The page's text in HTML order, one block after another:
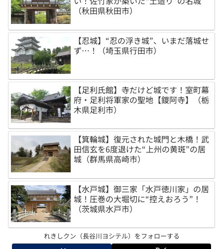
（秋田県秋田市）
【忍城】“忍の浮き城”、いまだ落城せ
ず…！（埼玉県行田市）
【足利氏館】寺だけど城です！室町幕
府・足利将軍家の聖地【鑁阿寺】（栃
木県足利市）
【箕輪城】復元された城門と木橋！武
田信玄を6度退けた“上州の黄斑”の居
城（群馬県高崎市）
【水戸城】御三家「水戸徳川家」の居
城！圧巻の大堀切に“控えおろう”！
（茨城県水戸市）
れきしクン（長谷川ヨシテル）をフォローする